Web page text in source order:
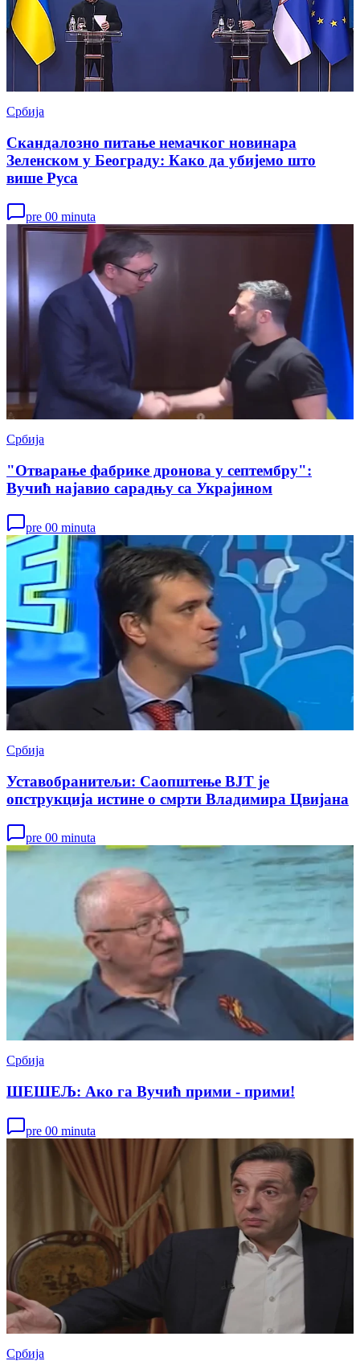
Србија
Скандалозно питање немачког новинара
Зеленском у Београду: Како да убијемо што
више Руса
pre 00 minuta
Србија
"Отварање фабрике дронова у септембру":
Вучић најавио сарадњу са Украјином
pre 00 minuta
Србија
Уставобранитељи: Саопштење ВЈТ је
опструкција истине о смрти Владимира Цвијана
pre 00 minuta
Србија
ШЕШЕЉ: Ако га Вучић прими - прими!
pre 00 minuta
Србија